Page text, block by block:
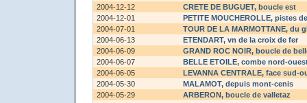
2004-12-12
CRETE DE BUGUET, boucle est
2004-12-01
PETITE MOUCHEROLLE, pistes
2004-07-01
TOUR DE LA MARMOTTANE, du
2004-06-13
ETENDART, vn de la croix de fer
2004-06-09
GRAND ROC NOIR, boucle de
2004-06-07
BELLE ETOILE, combe nord-
2004-06-05
LEVANNA CENTRALE, face sud-
2004-05-30
MALAMOT, depuis mont-cenis
2004-05-29
ARBERON, boucle de valletaz